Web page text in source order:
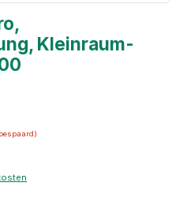
Kleinraum-